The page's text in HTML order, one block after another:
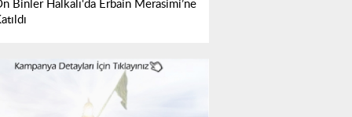
Binler Halkalı'da Erbain Merasimi’ne